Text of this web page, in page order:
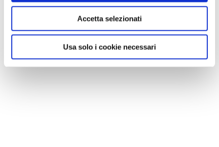
Accetta selezionati
Usa solo i cookie necessari